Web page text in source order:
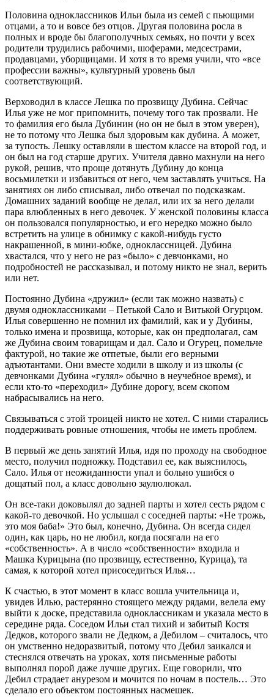
Половина одноклассников Ильи была из семей с пьющими
отцами, а то и вовсе без отцов. Другая половина росла в
полных и вроде бы благополучных семьях, но почти у всех
родители трудились рабочими, шоферами, медсестрами,
продавцами, уборщицами. И хотя в то время учили, что «все
профессии важны», культурный уровень был
соответствующий.
Верховодил в классе Лешка по прозвищу Дубина. Сейчас
Илья уже не мог припомнить, почему того так прозвали. Не
то фамилия его была Дубинин (но он не был в этом уверен),
не то потому что Лешка был здоровым как дубина. А может,
за тупость. Лешку оставляли в шестом классе на второй год, и
он был на год старше других. Учителя давно махнули на него
рукой, решив, что проще дотянуть Дубину до конца
восьмилетки и избавиться от него, чем заставлять учиться. На
занятиях он либо списывал, либо отвечал по подсказкам.
Домашних заданий вообще не делал, или их за него делали
пара влюбленных в него девочек. У женской половины класса
он пользовался популярностью, и его нередко можно было
встретить на улице в обнимку с какой-нибудь густо
накрашенной, в мини-юбке, одноклассницей. Дубина
хвастался, что у него не раз «было» с девчонками, но
подробностей не рассказывал, и потому никто не знал, верить
или нет.
Постоянно Дубина «дружил» (если так можно назвать) с
двумя одноклассниками – Петькой Сало и Витькой Огурцом.
Илья совершенно не помнил их фамилий, как и у Дубины,
только имена и прозвища, которые, как он предполагал, сам
же Дубина своим товарищам и дал. Сало и Огурец, помельче
фактурой, но такие же отпетые, были его верными
адъютантами. Они вместе ходили в школу и из школы (с
девчонками Дубина «гулял» обычно в неучебное время), и
если кто-то «переходил» Дубине дорогу, всем скопом
набрасывались на него.
Связываться с этой троицей никто не хотел. С ними старались
поддерживать ровные отношения, чтобы не иметь проблем.
В первый же день занятий Илья, идя по проходу на свободное
место, получил подножку. Подставил ее, как выяснилось,
Сало. Илья от неожиданности упал и больно ушибся о
дощатый пол, а класс довольно заулюлюкал.
Он все-таки доковылял до задней парты и хотел сесть рядом с
какой-то девочкой. Но услышал с соседней парты: «Не трожь,
это моя баба!» Это был, конечно, Дубина. Он всегда сидел
один, как царь, но не любил, когда посягали на его
«собственность». А в число «собственности» входила и
Машка Курицына (по прозвищу, естественно, Курица), та
самая, к которой хотел присоседиться Илья…
К счастью, в этот момент в класс вошла учительница и,
увидев Илью, растерянно стоящего между рядами, велела ему
выйти к доске, представила одноклассникам и указала место в
середине ряда. Соседом Ильи стал тихий и забитый Костя
Дедков, которого звали не Дедком, а Дебилом – считалось, что
он умственно недоразвитый, потому что Дебил заикался и
стеснялся отвечать на уроках, хотя письменные работы
выполнял порой даже лучше других. Еще говорили, что
Дебил страдает анурезом и мочится по ночам в постель… Это
сделало его объектом постоянных насмешек.